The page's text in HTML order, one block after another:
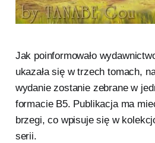
Jak poinformowało
ukazała się w trzech tomach,
wydanie zostanie zebrane w
formacie B5. Publikacja ma
brzegi, co wpisuje się w
serii.